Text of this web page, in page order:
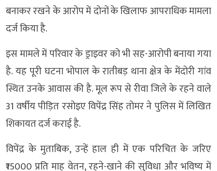
बनाकर रखने के आरोप में दोनों के खिलाफ आपराधिक मामला
दर्ज किया है.
इस मामले में परिवार के ड्राइवर को भी सह-आरोपी बनाया गया
है. यह पूरी घटना भोपाल के रातीबड़ थाना क्षेत्र के मेंदोरी गांव
स्थित उनके आवास की है. मूल रूप से रीवा जिले के रहने वाले
31 वर्षीय पीड़ित रसोइए विपेंद्र सिंह तोमर ने पुलिस में लिखित
शिकायत दर्ज कराई है.
विपेंद्र के मुताबिक, उन्हें हाल ही में एक परिचित के जरिए
₹15000 प्रति माह वेतन, रहने-खाने की सुविधा और भविष्य में